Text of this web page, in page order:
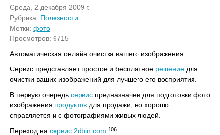
Среда, 2 декабря 2009 г.
Рубрика: Полезности
Метки: фото
Просмотров: 6715
Автоматическая онлайн очистка вашего изображения
Сервис представляет простое и бесплатное решение для
очистки ваших изображений для лучшего его восприятия.
В первую очередь сервис предназначен для подготовки фото
изображения продуктов для продажи, но хорошо
справляется и с фотографиями живых людей.
Переход на сервис 2dbin.com 106